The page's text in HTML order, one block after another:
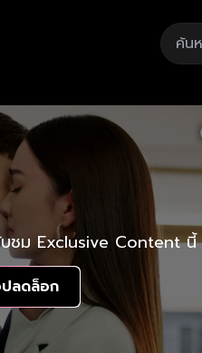
บชม Exclusive Content นี้
ลดล็อก